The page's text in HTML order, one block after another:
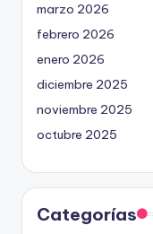
marzo 2026
febrero 2026
enero 2026
diciembre 2025
noviembre 2025
octubre 2025
Categorías